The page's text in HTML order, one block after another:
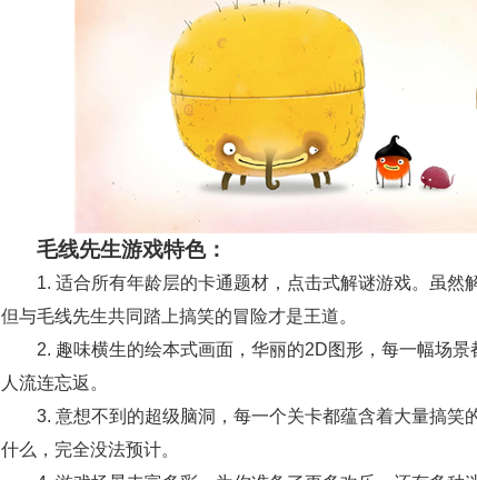
毛线先生游戏特色：
1. 适合所有年龄层的卡通题材，点击式解谜游戏。虽然
但与毛线先生共同踏上搞笑的冒险才是王道。
2. 趣味横生的绘本式画面，华丽的2D图形，每一幅场景
人流连忘返。
3. 意想不到的超级脑洞，每一个关卡都蕴含着大量搞笑
什么，完全没法预计。